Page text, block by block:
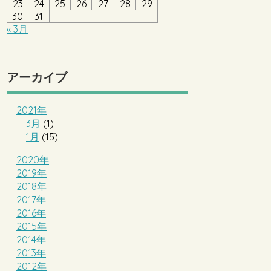
23 24 25 26 27 28
29
30
31
« 3月
アーカイブ
2021年
3月 (1)
1月 (15)
2020年
2019年
2018年
2017年
2016年
2015年
2014年
2013年
2012年